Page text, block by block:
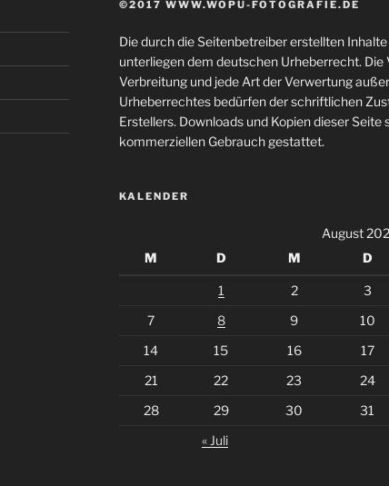
©2017 WWW.WOPU-FOTOGRAFIE.DE
Die durch die Seitenbetreiber erstellten
unterliegen dem deutschen Urheberrecht.
Verbreitung und jede Art der Verwertung
Urheberrechtes bedürfen der schriftlichen
Erstellers. Downloads und Kopien dieser
kommerziellen Gebrauch gestattet.
KALENDER
August
M
D M D
1 2
3
7
8 9
10
14
15 16
17
21
22 23
24
28
29 30
31
« Juli